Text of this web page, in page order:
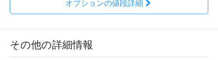
オプションの値段詳細
その他の詳細情報